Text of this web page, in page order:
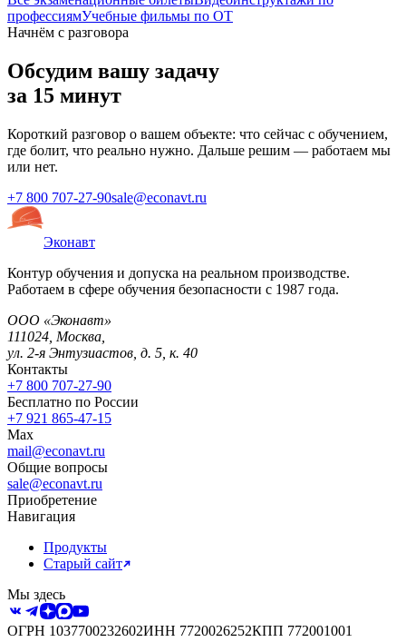
профессиямУчебные фильмы по ОТ
Начнём с разговора
Обсудим вашу задачу
за 15 минут
Короткий разговор о вашем объекте: что сейчас с обучением,
где болит, что реально нужно. Дальше решим — работаем мы
или нет.
+7 800 707-27-90sale@econavt.ru
Эконавт
Контур обучения и допуска на реальном производстве.
Работаем в сфере обучения безопасности с 1987 года.
ООО «Эконавт»
111024 Москва
ул. 2-я Энтузиастов, д. 5, к. 40
Контакты
+7 800 707-27-90
Бесплатно по России
+7 921 865-47-15
Max
mail@econavt.ru
Общие вопросы
sale@econavt.ru
Приобретение
Навигация
Продукты
Старый сайт
Мы здесь
ОГРН 1037700232602ИНН 7720026252КПП 772001001